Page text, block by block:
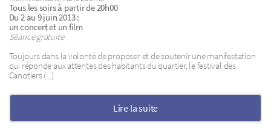
Tous les soirs à partir de 20h00
Du 2 au 9 juin 2013 :
un concert et un film
Séance gratuite
Toujours dans la volonté de proposer et de soutenir une manifestation
qui réponde aux attentes des habitants du quartier, le festival des
Canotiers (...)
Lire la suite